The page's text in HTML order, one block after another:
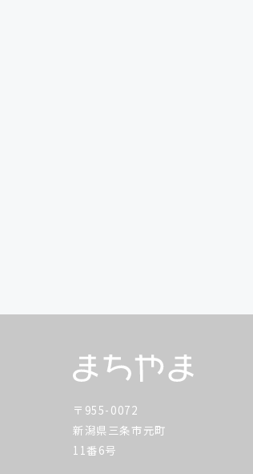
〒955-0072
新潟県三条市元町
11番6号